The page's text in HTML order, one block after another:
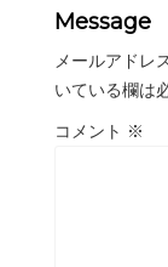
Message
メールアドレ
いている欄は
コメント ※